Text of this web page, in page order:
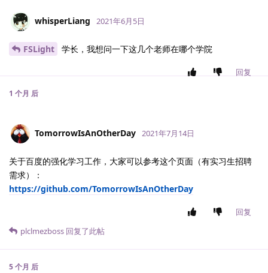
whisperLiang 2021年6月5日
FSLight 学长，我想问一下这几个老师在哪个学院
回复
1 个月 后
TomorrowIsAnOtherDay 2021年7月14日
关于百度的强化学习工作，大家可以参考这个页面（有实习生招聘
需求）：
https://github.com/TomorrowIsAnOtherDay
回复
plclmezboss 回复了此帖
5 个月 后